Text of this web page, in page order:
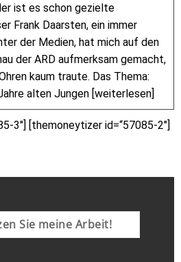
ist es schon gezielte
Frank Daarsten, ein immer
der Medien, hat mich auf den
der ARD aufmerksam gemacht,
kaum traute. Das Thema:
alten Jungen [weiterlesen]
3″] [themoneytizer id=“57085-2″]
Sie meine Arbeit!